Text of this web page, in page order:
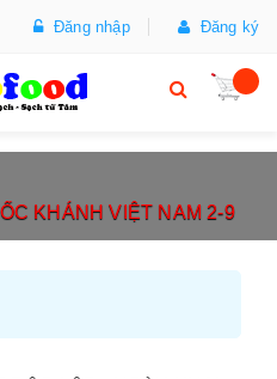
Đăng nhập Đăng ký
KHÁNH VIỆT NAM 2-9